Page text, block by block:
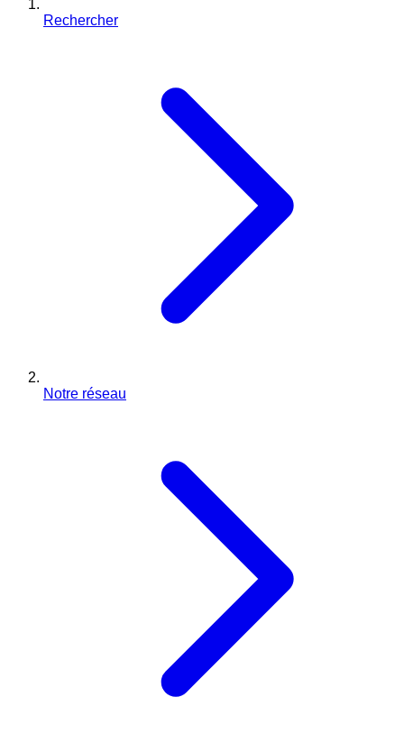
Rechercher
Notre réseau